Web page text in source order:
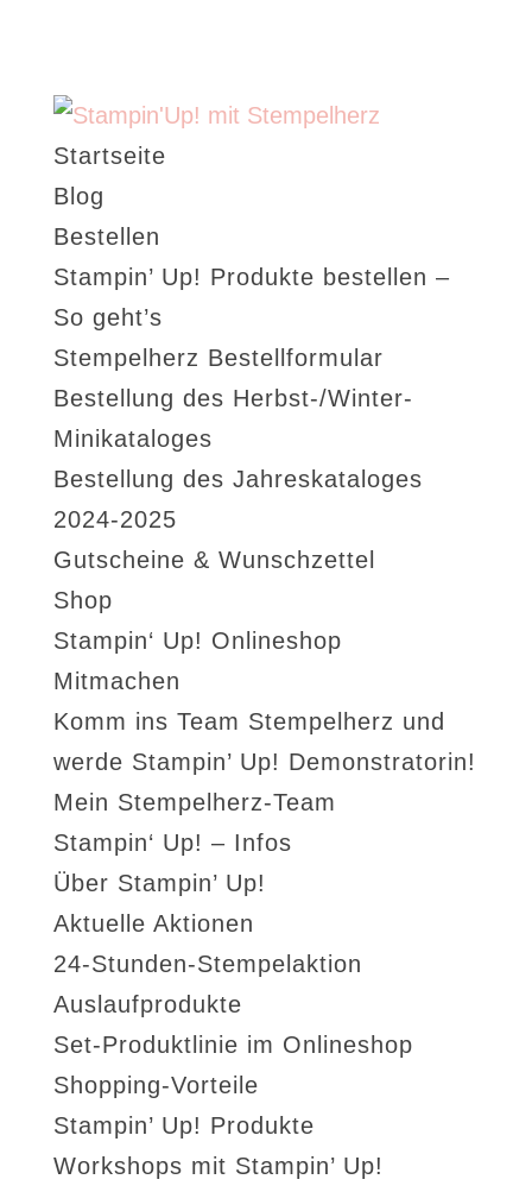
Startseite
Blog
Bestellen
Stampin’ Up! Produkte bestellen –
So geht’s
Stempelherz Bestellformular
Bestellung des Herbst-/Winter-
Minikataloges
Bestellung des Jahreskataloges
2024-2025
Gutscheine & Wunschzettel
Shop
Stampin‘ Up! Onlineshop
Mitmachen
Komm ins Team Stempelherz und
werde Stampin’ Up! Demonstratorin!
Mein Stempelherz-Team
Stampin‘ Up! – Infos
Über Stampin’ Up!
Aktuelle Aktionen
24-Stunden-Stempelaktion
Auslaufprodukte
Set-Produktlinie im Onlineshop
Shopping-Vorteile
Stampin’ Up! Produkte
Workshops mit Stampin’ Up!